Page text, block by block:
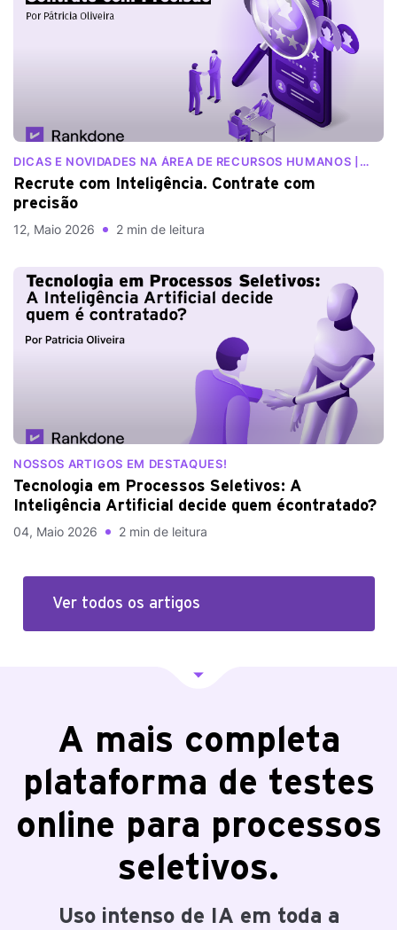
DICAS E NOVIDADES NA ÁREA DE RECURSOS HUMANOS |
Recrute com Inteligência. Contrate com
precisão
12, Maio 2026 2 min de leitura
NOSSOS ARTIGOS EM DESTAQUES!
Tecnologia em Processos Seletivos: A
Inteligência Artificial decide quem écontratado?
04, Maio 2026 2 min de leitura
Ver todos os artigos
A mais completa
plataforma de testes
online para processos
seletivos.
Uso intenso de IA em toda a